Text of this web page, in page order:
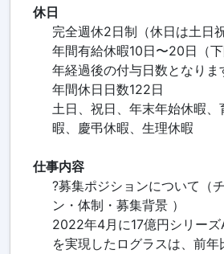
休日
完全週休2日制（休日は土日祝
年間有給休暇10日〜20日（
年経過後の付与日数となりま
年間休日日数122日
土日、祝日、年末年始休暇
暇、慶弔休暇、生理休暇
仕事内容
?募集ポジションについて（
ン・体制・募集背景 ）
2022年4月に17億円シリー
を実現したログラスは、前